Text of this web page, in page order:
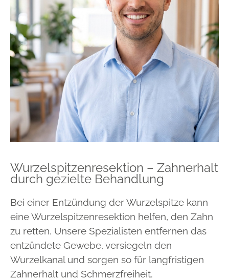
Wurzelspitzenresektion – Zahnerhalt
durch gezielte Behandlung
Bei einer Entzündung der Wurzelspitze kann
eine Wurzelspitzenresektion helfen, den Zahn
zu retten. Unsere Spezialisten entfernen das
entzündete Gewebe, versiegeln den
Wurzelkanal und sorgen so für langfristigen
Zahnerhalt und Schmerzfreiheit.